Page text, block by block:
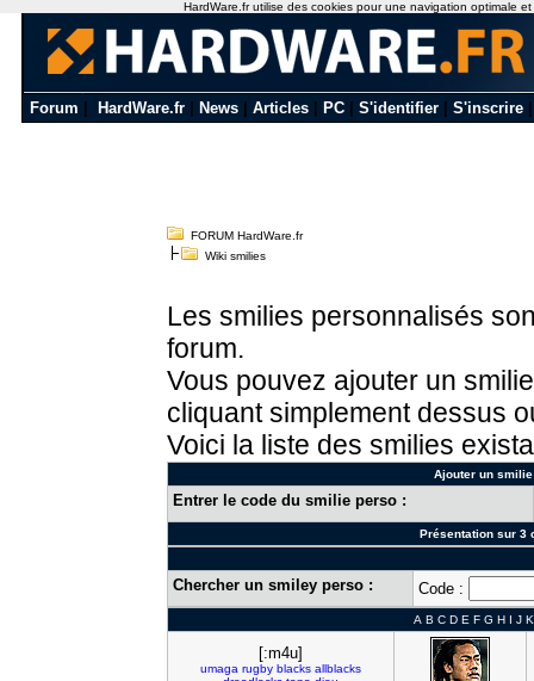
Forum HardWare.fr News Articles PC S'identifier S'inscrire
FORUM HardWare.fr
Wiki smilies
Les smilies personnalisés
forum.
Vous pouvez ajouter un
cliquant simplement dessus
Voici la liste des smilies
Ajouter un
Entrer le code du smilie perso :
Présentation sur 3
Chercher un smiley perso : Code :
A B C D E F G H I J K
[:m4u]
umaga rugby blacks allblacks
HardWare.fr utilise des cookies pour une navigation optimale